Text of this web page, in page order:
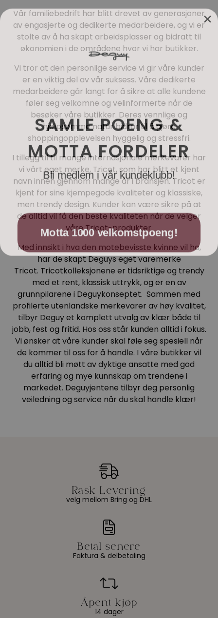
Vår familiebedrift har blitt drevet av generasjoner
av engasjerte og dedikerte medarbeidere, og vi er
stolte av å ha skapt arbeidsplasser og bidratt til
økonomien i de områdene hvor vi har butikker.
Vi tror at den personlige service vi gir våre kunder
er en viktig del av vår suksess. Våre dedikerte
medarbeidere går langt for å sikre at alle kundene
føler seg velkomne og velinformerte når de
besøker våre butikker. Deres vennlige og
hjelpsomme natur bidrar til å gjøre
shoppingopplevelsen hyggelig og stressfri.
I tillegg til til mange internasjonale merkevarer har
vi vårt eget merke, Tricot, som har blitt et kjent
navn innen gjennom mange år i bransjen. Tricot er
kjent for sine kjempegode kvaliteter og klassiske,
men trendy design. Kunder kan være sikre på at
de alltid vil få den beste kvaliteten når de velger
våre Tricot-produkter.
Med innsikt i hva den motebevisste kvinne vil ha,
har de skapt Deguys eget varemerke
Tricot. Tricotkolleksjonene er tidsriktige og trendy
med et rent, klassisk uttrykk, og er en av
grunnpilarene i Deguykonseptet. Sammen med
profilerte utenlandske merkevarer av høy kvalitet,
tilbyr Deguy et komplett utvalg av klær både til
jobb, fest og fritid. Hos oss står kunden alltid i fokus.
Vi ønsker at våre kunder skal føle seg spesiell når
de kommer til oss for å handle. I våre butikker vil
du alltid bli møtt av dyktige ansatte med god
erfaring og mye kunnskap om trendene i
markedet. Deguyjentene tilbyr deg personlig
veiledning og service når du skal handle klær!
velg mellom Bring og DHL
Faktura & delbetaling
14 dager
SAMLE POENG &
MOTTA FORDELER
Bli medlem i vår kundeklubb!
Motta 1000 velkomstpoeng!